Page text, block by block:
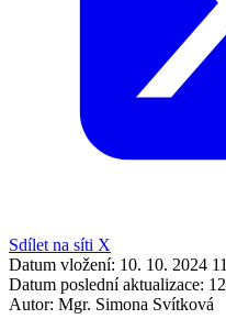
Sdílet na síti X
Datum vložení: 10. 10. 2024
Datum poslední aktualizace:
Autor: Mgr. Simona Svítková